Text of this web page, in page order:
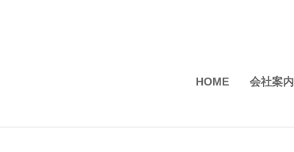
HOME 会社案内